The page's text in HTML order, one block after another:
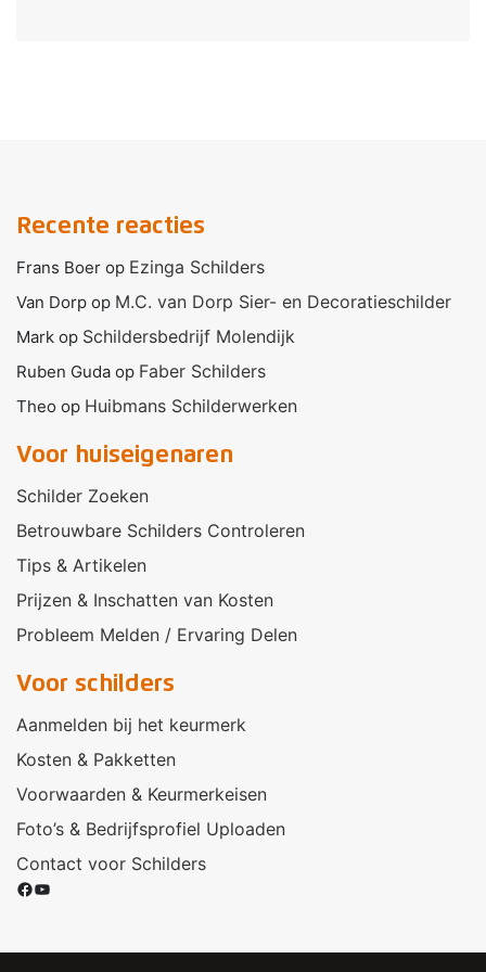
Recente reacties
Frans Boer op Ezinga Schilders
Van Dorp op M.C. van Dorp Sier- en Decoratieschilder
Mark op Schildersbedrijf Molendijk
Ruben Guda op Faber Schilders
Theo op Huibmans Schilderwerken
Voor huiseigenaren
Schilder Zoeken
Betrouwbare Schilders Controleren
Tips & Artikelen
Prijzen & Inschatten van Kosten
Probleem Melden / Ervaring Delen
Voor schilders
Aanmelden bij het keurmerk
Kosten & Pakketten
Voorwaarden & Keurmerkeisen
Foto’s & Bedrijfsprofiel Uploaden
Contact voor Schilders
Facebook
YouTube